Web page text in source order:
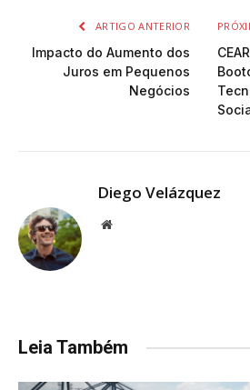
ARTIGO ANTERIOR
Impacto do Aumento dos
Juros em Pequenos
Negócios
Diego Velázquez
Website
Leia Também